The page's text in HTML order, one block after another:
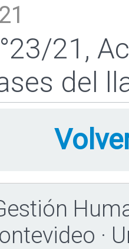
21,
del
·